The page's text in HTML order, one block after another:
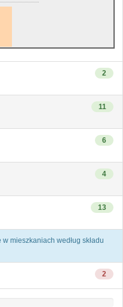
2
11
6
4
13
mieszkaniach według składu
2